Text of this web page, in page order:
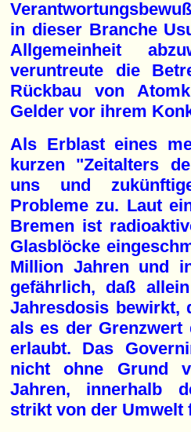
in dieser Branche
Allgemeinheit
veruntreute die
Rückbau von
Gelder vor ihrem
Als Erblast eines
kurzen "Zeitalters
uns und
Probleme zu. Laut
Bremen ist
Glasblöcke
Million Jahren und
gefährlich, daß
Jahresdosis bewirkt,
als es der Grenzwert
erlaubt. Das
nicht ohne Grund
Jahren, innerhalb
strikt von der Umwelt